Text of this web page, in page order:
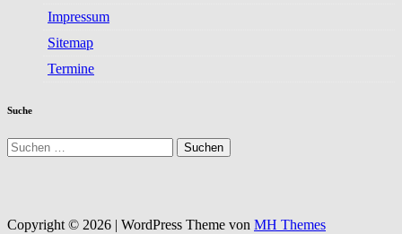
Impressum
Sitemap
Termine
Suche
Suchen
nach:
Copyright © 2026 | WordPress Theme von MH Themes